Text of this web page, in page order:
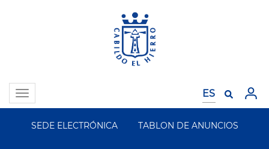
Toggle
navigation
Segundo
SEDE ELECTRÓNICA TABLON DE ANUNCIOS